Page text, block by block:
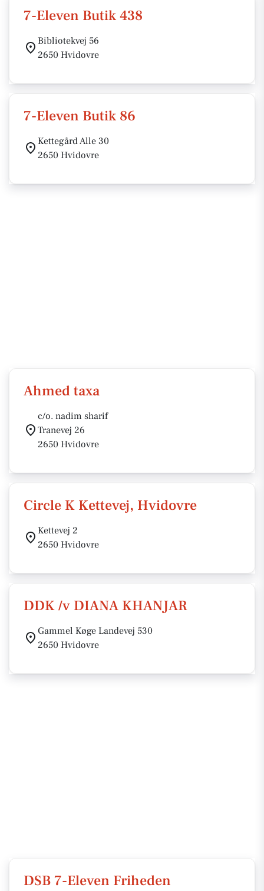
7-Eleven Butik 438
Bibliotekvej 56
2650 Hvidovre
7-Eleven Butik 86
Kettegård Alle 30
2650 Hvidovre
Ahmed taxa
c/o. nadim sharif
Tranevej 26
2650 Hvidovre
Circle K Kettevej, Hvidovre
Kettevej 2
2650 Hvidovre
DDK /v DIANA KHANJAR
Gammel Køge Landevej 530
2650 Hvidovre
DSB 7-Eleven Friheden